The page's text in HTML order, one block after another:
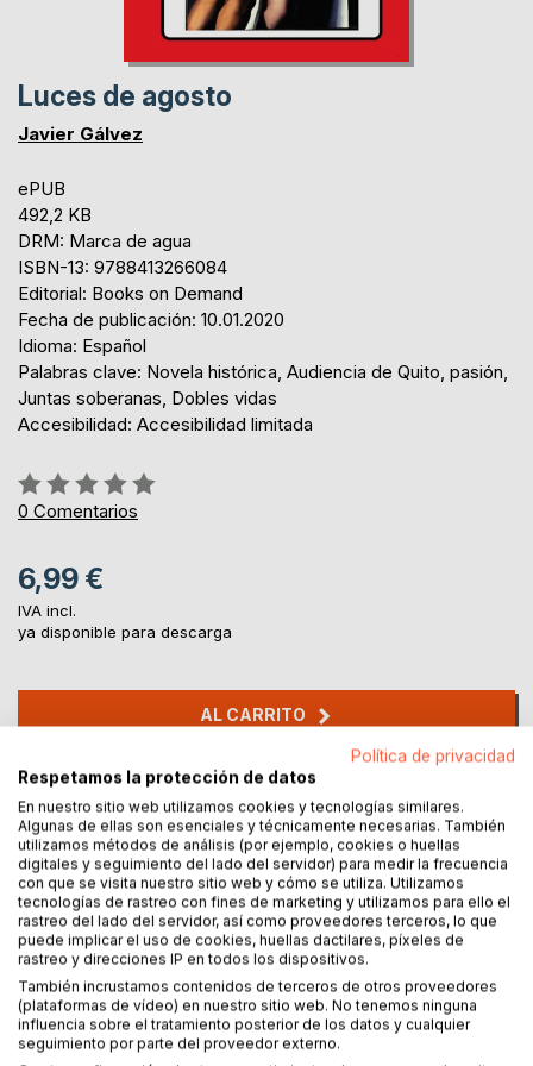
Luces de agosto
Javier Gálvez
ePUB
492,2 KB
DRM: Marca de agua
ISBN-13: 9788413266084
Editorial: Books on Demand
Fecha de publicación: 10.01.2020
Idioma: Español
Palabras clave: Novela histórica, Audiencia de Quito, pasión,
Juntas soberanas, Dobles vidas
Accesibilidad: Accesibilidad limitada
Rating:
0%
0 Comentarios
6,99 €
IVA incl.
ya disponible para descarga
AL CARRITO
Añadir a lista de deseo
Haz una reseña
DESCRIPCIÓN
Novela histórica, suspenso.
Política de privacidad
Respetamos la protección de datos
En nuestro sitio web utilizamos cookies y tecnologías similares.
Algunas de ellas son esenciales y técnicamente necesarias. También
utilizamos métodos de análisis (por ejemplo, cookies o huellas
digitales y seguimiento del lado del servidor) para medir la frecuencia
con que se visita nuestro sitio web y cómo se utiliza. Utilizamos
tecnologías de rastreo con fines de marketing y utilizamos para ello el
rastreo del lado del servidor, así como proveedores terceros, lo que
puede implicar el uso de cookies, huellas dactilares, píxeles de
rastreo y direcciones IP en todos los dispositivos.
También incrustamos contenidos de terceros de otros proveedores
(plataformas de vídeo) en nuestro sitio web. No tenemos ninguna
influencia sobre el tratamiento posterior de los datos y cualquier
seguimiento por parte del proveedor externo.